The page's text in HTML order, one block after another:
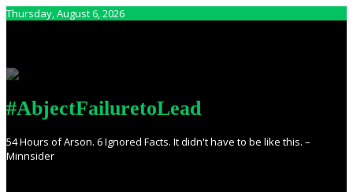
Skip
Thursday, August 6, 2026
#AbjectFailuretoLead
54 Hours of Arson. 6 Ignored Facts. It didn't have to be like this. –
Minnsider